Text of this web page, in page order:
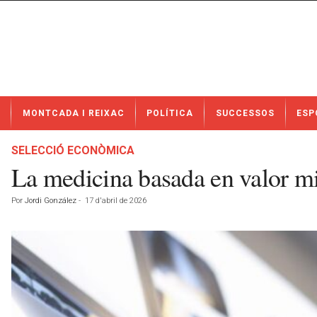
t
MONTCADA I REIXAC POLÍTICA SUCCESSOS
SELECCIÓ ECONÒMICA
La medicina basada en valor
Por Jordi González - 17 d'abril de 2026